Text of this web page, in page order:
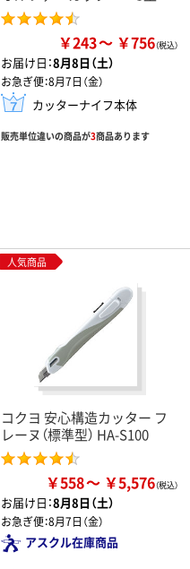
￥243 ￥756
お届け日：8月8日（土）
お急ぎ便：8月7日（金）
カッターナイフ本体
販売単位違いの商品が3商品あります
人気商品
コクヨ 安心構造カッター フ
レーヌ（標準型） HA-S100
￥558 ￥5,576
お届け日：8月8日（土）
お急ぎ便：8月7日（金）
アスクル在庫商品